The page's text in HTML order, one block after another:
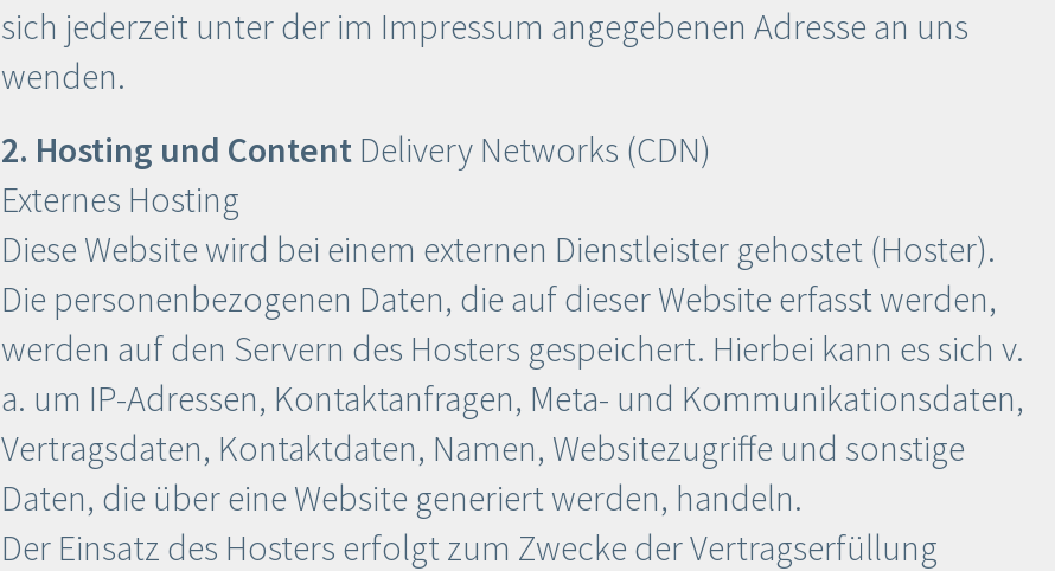
sich jederzeit unter der im Impressum angegebenen Adresse an uns
wenden.
2. Hosting und ContentDelivery Networks (CDN)
Externes Hosting
Diese Website wird bei einem externen Dienstleister gehostet (Hoster).
Die personenbezogenen Daten, die auf dieser Website erfasst werden,
werden auf den Servern des Hosters gespeichert. Hierbei kann es sich v.
a. um IP-Adressen, Kontaktanfragen, Meta- und Kommunikationsdaten,
Vertragsdaten, Kontaktdaten, Namen, Websitezugriffe und sonstige
Daten, die über eine Website generiert werden, handeln.
Der Einsatz des Hosters erfolgt zum Zwecke der Vertragserfüllung